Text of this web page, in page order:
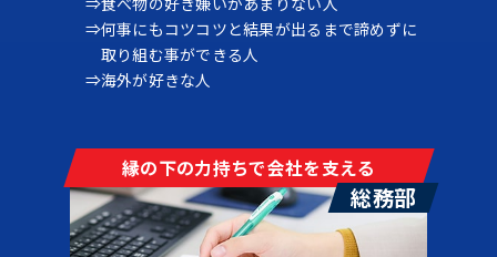
何事にもコツコツと結果が出るまで諦めずに
取り組む事ができる人
海外が好きな人
縁の下の力持ちで会社を支える
総務部